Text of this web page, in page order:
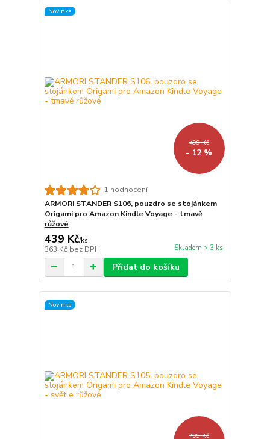
Novinka
499 Kč
- 12 %
1 hodnocení
ARMORI STANDER S106, pouzdro se stojánkem
Origami pro Amazon Kindle Voyage - tmavě
růžové
439 Kč/ks
363 Kč bez DPH Skladem > 3 ks
Přidat do košíku
Novinka
499 Kč